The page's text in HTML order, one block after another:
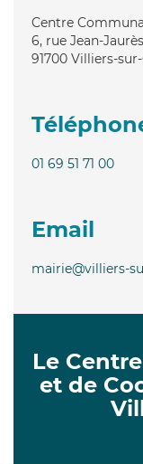
Centre
6, rue Jean-Jaurès
91700 Villiers-
01 69 51 71 00
Email
mairie@villiers-
Le
et de